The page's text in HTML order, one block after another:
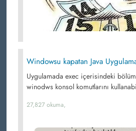
Windowsu kapatan Java
Uygulamada exec içerisindeki
winodws konsol komutlarını
27,827 okuma,